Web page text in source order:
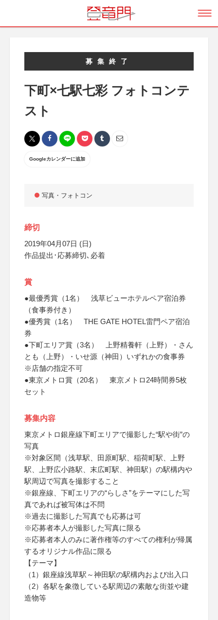
募集終了
下町×七駅七彩 フォトコンテ
スト
Googleカレンダーに追加
写真・フォトコン
締切
2019年04月07日 (日)
作品提出･応募締切､必着
賞
●最優秀賞（1名） 浅草ビューホテルペア宿泊券
（食事券付き）
●優秀賞（1名） THE GATE HOTEL雷門ペア宿泊
券
●下町エリア賞（3名） 上野精養軒（上野）・さん
とも（上野）・いせ源（神田）いずれかの食事券
※店舗の指定不可
●東京メトロ賞（20名） 東京メトロ24時間券5枚
セット
募集内容
東京メトロ銀座線下町エリアで撮影した“駅や街”の
写真
※対象区間（浅草駅、田原町駅、稲荷町駅、上野
駅、上野広小路駅、末広町駅、神田駅）の駅構内や
駅周辺で写真を撮影すること
※銀座線、下町エリアの“らしさ”をテーマにした写
真であれば被写体は不問
※過去に撮影した写真でも応募は可
※応募者本人が撮影した写真に限る
※応募者本人のみに著作権等のすべての権利が帰属
するオリジナル作品に限る
【テーマ】
（1）銀座線浅草駅～神田駅の駅構内および出入口
（2）各駅を象徴している駅周辺の素敵な街並や建
造物等